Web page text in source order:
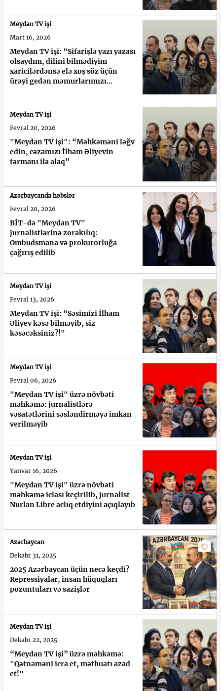
Meydan TV işi: "Sifarişlə yazı yazası
olsaydım, dilini bilmədiyim
xaricilərdənsə elə xoş söz üçün
ürəyi gedən məmurlarımızı
Meydan TV işi
Mart 16, 2026
"Meydan TV işi": “Məhkəməni ləğv
edin, cəzamızı İlham Əliyevin
fərmanı ilə alaq”
Meydan TV işi
Fevral 20, 2026
BİT-də "Meydan TV"
jurnalistlərinə zorakılıq:
Ombudsmana və prokurorluğa
çağırış edilib
Azərbaycanda həbslər
Fevral 20, 2026
Meydan TV işi: "Səsimizi İlham
Əliyev kəsə bilməyib, siz
kəsəcəksiniz?!"
Meydan TV işi
Fevral 13, 2026
"Meydan TV işi" üzrə növbəti
məhkəmə: jurnalistlərə
vəsatətlərini səsləndirməyə imkan
verilməyib
Meydan TV işi
Fevral 06, 2026
"Meydan TV işi" üzrə növbəti
məhkəmə iclası keçirilib, jurnalist
Nurlan Libre aclıq etdiyini açıqlayıb
Meydan TV işi
Yanvar 16, 2026
2025 Azərbaycan üçün necə keçdi?
Repressiyalar, insan hüquqları
pozuntuları və sazişlər
Azərbaycan
Dekabr 31, 2025
“Meydan TV işi” üzrə məhkəmə:
"Qətnaməni icra et, mətbuatı azad
et!"
Meydan TV işi
Dekabr 22, 2025